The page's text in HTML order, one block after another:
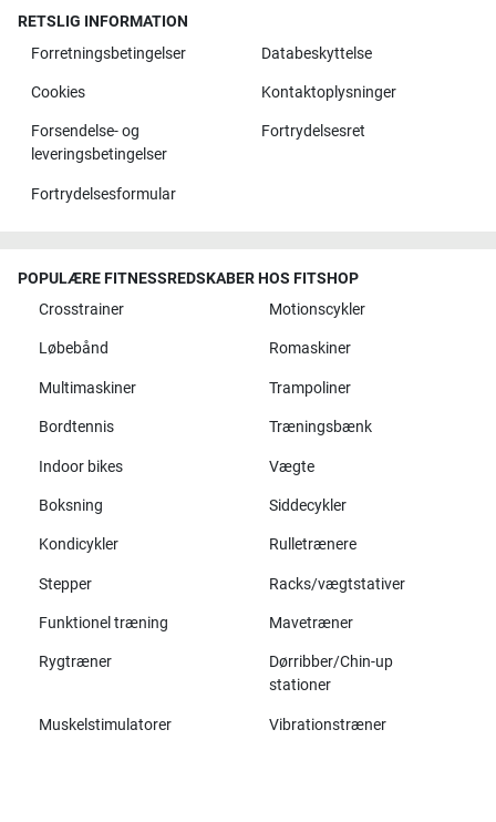
RETSLIG INFORMATION
Forretningsbetingelser
Databeskyttelse
Cookies Kontaktoplysninger
Forsendelse- og
leveringsbetingelser
Fortrydelsesret
Fortrydelsesformular
POPULÆRE FITNESSREDSKABER HOS FITSHOP
Crosstrainer
Motionscykler
Løbebånd Romaskiner
Multimaskiner Trampoliner
Bordtennis Træningsbænk
Indoor bikes Vægte
Boksning Siddecykler
Kondicykler Rulletrænere
Stepper Racks/vægtstativer
Funktionel træning Mavetræner
Rygtræner
Dørribber/Chin-up
stationer
Muskelstimulatorer Vibrationstræner